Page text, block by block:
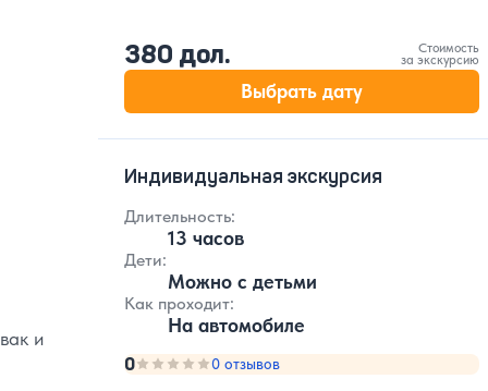
380 дол. Стоимость
за экскурсию
Выбрать дату
Индивидуальная экскурсия
Длительность:
13 часов
Дети:
Можно с детьми
Как проходит:
На автомобиле
0Оценка, количество звезд:
0 отзывов
и